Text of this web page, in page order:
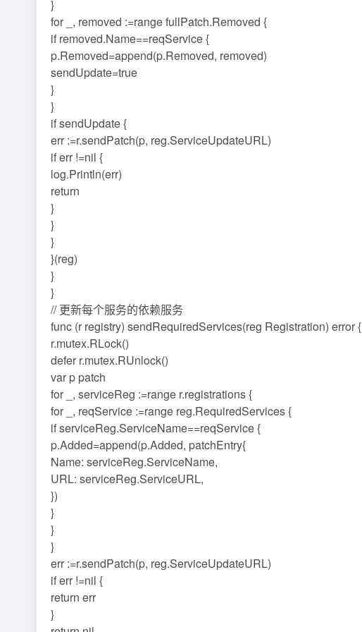
}
for _, removed :=range fullPatch.Removed {
if removed.Name==reqService {
p.Removed=append(p.Removed, removed)
sendUpdate=true
}
}
if sendUpdate {
err :=r.sendPatch(p, reg.ServiceUpdateURL)
if err !=nil {
log.Println(err)
return
}
}
}
}(reg)
}
}
// 更新每个服务的依赖服务
func (r registry) sendRequiredServices(reg Registration) error {
r.mutex.RLock()
defer r.mutex.RUnlock()
var p patch
for _, serviceReg :=range r.registrations {
for _, reqService :=range reg.RequiredServices {
if serviceReg.ServiceName==reqService {
p.Added=append(p.Added, patchEntry{
Name: serviceReg.ServiceName,
URL: serviceReg.ServiceURL,
})
}
}
}
err :=r.sendPatch(p, reg.ServiceUpdateURL)
if err !=nil {
return err
}